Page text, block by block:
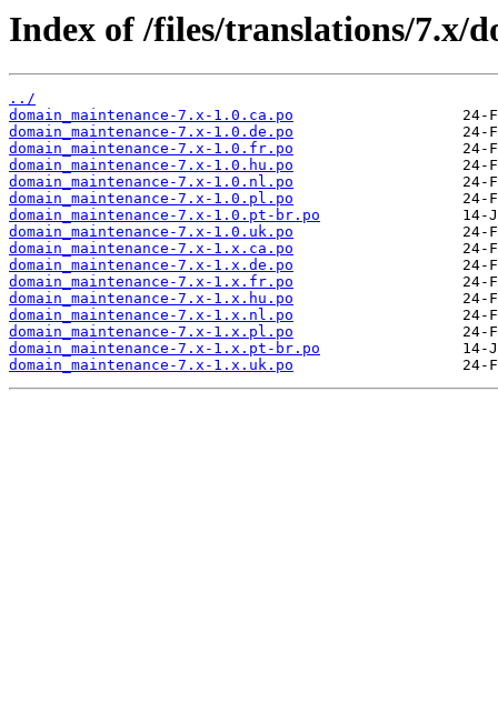
Index of /files/translations/7.x/
../
domain_maintenance-7.x-1.0.ca.po
domain_maintenance-7.x-1.0.de.po
domain_maintenance-7.x-1.0.fr.po
domain_maintenance-7.x-1.0.hu.po
domain_maintenance-7.x-1.0.nl.po
domain_maintenance-7.x-1.0.pl.po
domain_maintenance-7.x-1.0.pt-br.po
domain_maintenance-7.x-1.0.uk.po
domain_maintenance-7.x-1.x.ca.po
domain_maintenance-7.x-1.x.de.po
domain_maintenance-7.x-1.x.fr.po
domain_maintenance-7.x-1.x.hu.po
domain_maintenance-7.x-1.x.nl.po
domain_maintenance-7.x-1.x.pl.po
domain_maintenance-7.x-1.x.pt-br.po
domain_maintenance-7.x-1.x.uk.po